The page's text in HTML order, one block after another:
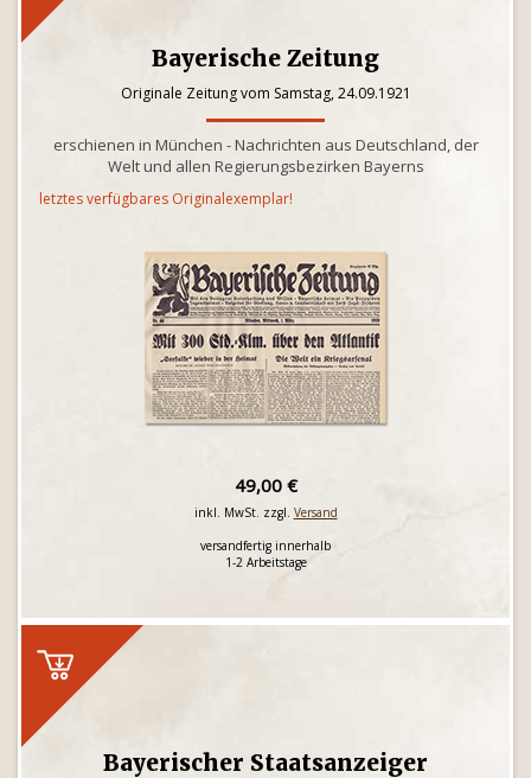
Bayerische Zeitung
Originale Zeitung vom Samstag, 24.09.1921
erschienen in München - Nachrichten aus Deutschland, der
Welt und allen Regierungsbezirken Bayerns
letztes verfügbares Originalexemplar!
49,00 €
inkl. MwSt. zzgl. Versand
versandfertig innerhalb
1-2 Arbeitstage
Bayerischer Staatsanzeiger